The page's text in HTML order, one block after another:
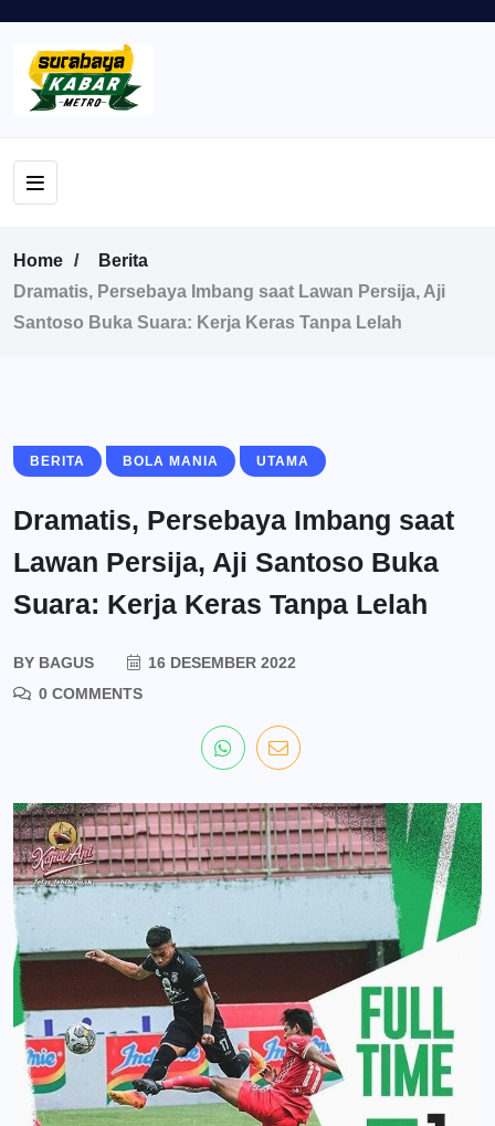
Home
Berita
Dramatis, Persebaya Imbang saat Lawan Persija, Aji
Santoso Buka Suara: Kerja Keras Tanpa Lelah
BERITA BOLA MANIA UTAMA
Dramatis, Persebaya Imbang saat
Lawan Persija, Aji Santoso Buka
Suara: Kerja Keras Tanpa Lelah
BY BAGUS
16 DESEMBER 2022
0 COMMENTS